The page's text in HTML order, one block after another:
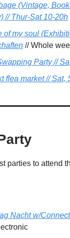
(Vintage,
// Thur-Sat 10-20h
of my soul
// Whole
Party //
flea market // Sat,
parties to attend
Nacht w/